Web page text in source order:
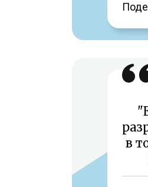
в